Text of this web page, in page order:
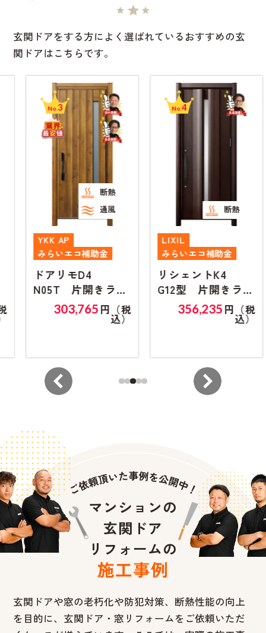
玄関ドアをする方によく選ばれているおすすめの玄
関ドアはこちらです。
No.3
断熱
通風
YKK AP
みらいエコ補助金
ドアリモD4
N05T 片開きラン
マ無し303,765円（税
込）
No.4
断熱
LIXIL
みらいエコ補助金
リシェントK4
G12型 片開きラン
マ無し356,235円（税
込）
マンションの
玄関ドア
リフォームの
施工事例
玄関ドアや窓の老朽化や防犯対策、断熱性能の向上
を目的に、 玄関ドア・窓リフォームをご依頼いただ